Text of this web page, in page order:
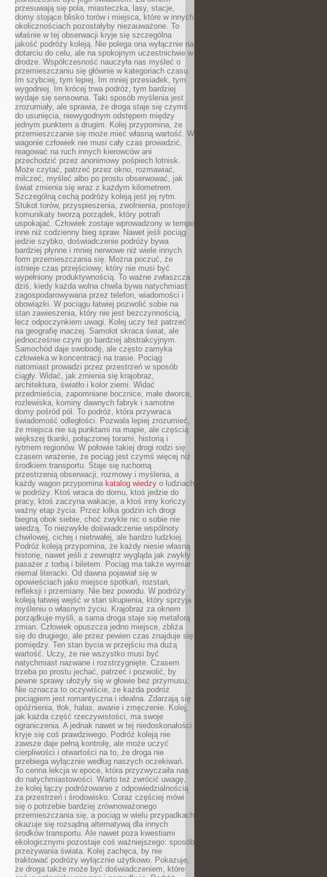
przesuwają się pola, miasteczka, lasy, stacje,
domy stojące blisko torów i miejsca, które w innych
okolicznościach pozostałyby niezauważone. To
właśnie w tej obserwacji kryje się szczególna
jakość podróży koleją. Nie polega ona wyłącznie na
dotarciu do celu, ale na spokojnym uczestnictwie w
drodze. Współczesność nauczyła nas myśleć o
przemieszczaniu się głównie w kategoriach czasu.
Im szybciej, tym lepiej. Im mniej przesiadek, tym
wygodniej. Im krócej trwa podróż, tym bardziej
wydaje się sensowna. Taki sposób myślenia jest
zrozumiały, ale sprawia, że droga staje się czymś
do usunięcia, niewygodnym odstępem między
jednym punktem a drugim. Kolej przypomina, że
przemieszczanie się może mieć własną wartość. W
wagonie człowiek nie musi cały czas prowadzić,
reagować na ruch innych kierowców ani
przechodzić przez anonimowy pośpiech lotnisk.
Może czytać, patrzeć przez okno, rozmawiać,
milczeć, myśleć albo po prostu obserwować, jak
świat zmienia się wraz z każdym kilometrem.
Szczególną cechą podróży koleją jest jej rytm.
Stukot torów, przyspieszenia, zwolnienia, postoje i
komunikaty tworzą porządek, który potrafi
uspokajać. Człowiek zostaje wprowadzony w tempo
inne niż codzienny bieg spraw. Nawet jeśli pociąg
jedzie szybko, doświadczenie podróży bywa
bardziej płynne i mniej nerwowe niż wiele innych
form przemieszczania się. Można poczuć, że
istnieje czas przejściowy, który nie musi być
wypełniony produktywnością. To ważne zwłaszcza
dziś, kiedy każda wolna chwila bywa natychmiast
zagospodarowywana przez telefon, wiadomości i
obowiązki. W pociągu łatwiej pozwolić sobie na
stan zawieszenia, który nie jest bezczynnością,
lecz odpoczynkiem uwagi. Kolej uczy też patrzeć
na geografię inaczej. Samolot skraca świat, ale
jednocześnie czyni go bardziej abstrakcyjnym.
Samochód daje swobodę, ale często zamyka
człowieka w koncentracji na trasie. Pociąg
natomiast prowadzi przez przestrzeń w sposób
ciągły. Widać, jak zmienia się krajobraz,
architektura, światło i kolor ziemi. Widać
przedmieścia, zapomniane bocznice, małe dworce,
rozlewiska, kominy dawnych fabryk i samotne
domy pośród pól. To podróż, która przywraca
świadomość odległości. Pozwala lepiej zrozumieć,
że miejsca nie są punktami na mapie, ale częścią
większej tkanki, połączonej torami, historią i
rytmem regionów. W połowie takiej drogi rodzi się
czasem wrażenie, że pociąg jest czymś więcej niż
środkiem transportu. Staje się ruchomą
przestrzenią obserwacji, rozmowy i myślenia, a
każdy wagon przypomina katalog wiedzy o ludziach
w podróży. Ktoś wraca do domu, ktoś jedzie do
pracy, ktoś zaczyna wakacje, a ktoś inny kończy
ważny etap życia. Przez kilka godzin ich drogi
biegną obok siebie, choć zwykle nic o sobie nie
wiedzą. To niezwykłe doświadczenie wspólnoty
chwilowej, cichej i nietrwałej, ale bardzo ludzkiej.
Podróż koleją przypomina, że każdy niesie własną
historię, nawet jeśli z zewnątrz wygląda jak zwykły
pasażer z torbą i biletem. Pociąg ma także wymiar
niemal literacki. Od dawna pojawiał się w
opowieściach jako miejsce spotkań, rozstań,
refleksji i przemiany. Nie bez powodu. W podróży
koleją łatwiej wejść w stan skupienia, który sprzyja
myśleniu o własnym życiu. Krajobraz za oknem
porządkuje myśli, a sama droga staje się metaforą
zmian. Człowiek opuszcza jedno miejsce, zbliża
się do drugiego, ale przez pewien czas znajduje się
pomiędzy. Ten stan bycia w przejściu ma dużą
wartość. Uczy, że nie wszystko musi być
natychmiast nazwane i rozstrzygnięte. Czasem
trzeba po prostu jechać, patrzeć i pozwolić, by
pewne sprawy ułożyły się w głowie bez przymusu.
Nie oznacza to oczywiście, że każda podróż
pociągiem jest romantyczna i idealna. Zdarzają się
opóźnienia, tłok, hałas, awarie i zmęczenie. Kolej,
jak każda część rzeczywistości, ma swoje
ograniczenia. A jednak nawet w tej niedoskonałości
kryje się coś prawdziwego. Podróż koleją nie
zawsze daje pełną kontrolę, ale może uczyć
cierpliwości i otwartości na to, że droga nie
przebiega wyłącznie według naszych oczekiwań.
To cenna lekcja w epoce, która przyzwyczaiła nas
do natychmiastowości. Warto też zwrócić uwagę,
że kolej łączy podróżowanie z odpowiedzialnością
za przestrzeń i środowisko. Coraz częściej mówi
się o potrzebie bardziej zrównoważonego
przemieszczania się, a pociąg w wielu przypadkach
okazuje się rozsądną alternatywą dla innych
środków transportu. Ale nawet poza kwestiami
ekologicznymi pozostaje coś ważniejszego: sposób
przeżywania świata. Kolej zachęca, by nie
traktować podróży wyłącznie użytkowo. Pokazuje,
że droga także może być doświadczeniem, które